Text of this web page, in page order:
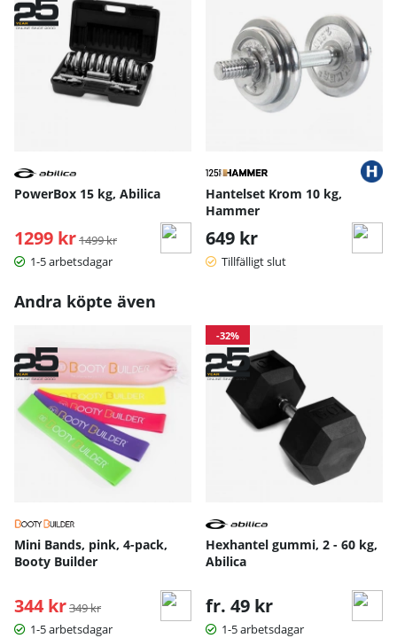
PowerBox 15 kg, Abilica
1299 kr Ordinarie pris:
1499 kr
1-5 arbetsdagar
Hantelset Krom 10 kg,
Hammer
649 kr
Tillfälligt slut
Andra köpte även
Mini Bands, pink, 4-pack,
Booty Builder
344 kr Ordinarie pris:
349 kr
1-5 arbetsdagar
-32%
Hexhantel gummi, 2 - 60 kg,
Abilica
fr. 49 kr
1-5 arbetsdagar